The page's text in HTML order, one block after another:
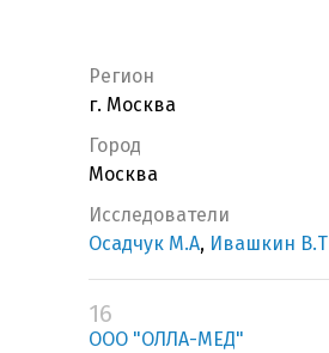
Регион
г. Москва
Город
Москва
Исследователи
Осадчук М.А, Ивашкин В.Т
16
ООО "ОЛЛА-МЕД"